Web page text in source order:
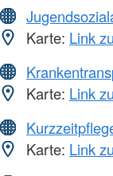
Karte: Link
Karte: Link
Karte: Link